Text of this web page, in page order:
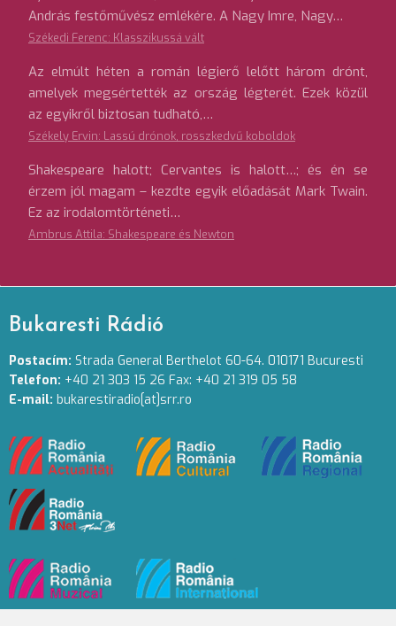
András festőművész emlékére. A Nagy Imre, Nagy…
Székedi Ferenc: Klasszikussá vált
Az elmúlt héten a román légierő lelőtt három drónt,
amelyek megsértették az ország légterét. Ezek közül
az egyikről biztosan tudható,…
Székely Ervin: Lassú drónok, rosszkedvű koboldok
Shakespeare halott; Cervantes is halott…; és én se
érzem jól magam – kezdte egyik előadását Mark Twain.
Ez az irodalomtörténeti…
Ambrus Attila: Shakespeare és Newton
Bukaresti Rádió
Postacím: Strada General Berthelot 60-64. 010171 Bucuresti
Telefon: +40 21 303 15 26 Fax: +40 21 319 05 58
E-mail: bukarestiradio[at]srr.ro